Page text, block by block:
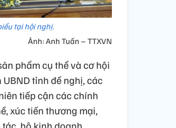
tại hội nghị.
Ảnh: Anh Tuấn – TTXVN
phẩm cụ thể và cơ hội
tỉnh đề nghị, các
tiếp cận các chính
xúc tiến thương mại,
hộ kinh doanh,